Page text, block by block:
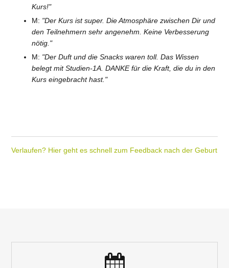
Kurs!"
M: "Der Kurs ist super. Die Atmosphäre zwischen Dir und
den Teilnehmern sehr angenehm. Keine Verbesserung
nötig."
M: "Der Duft und die Snacks waren toll. Das Wissen
belegt mit Studien-1A. DANKE für die Kraft, die du in den
Kurs eingebracht hast."
Verlaufen? Hier geht es schnell zum Feedback nach der Geburt